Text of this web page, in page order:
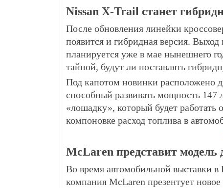
Nissan X-Trail станет
После обновления линейки
появится и гибридная версия.
планируется уже в мае нынешнего
тайной, будут ли поставлять
Под капотом новинки расположено
способный развивать мощность 147
«лошадку», который будет работать
компоновке расход топлива в
McLaren представит
Во время автомобильной выставки
компания McLaren презентует